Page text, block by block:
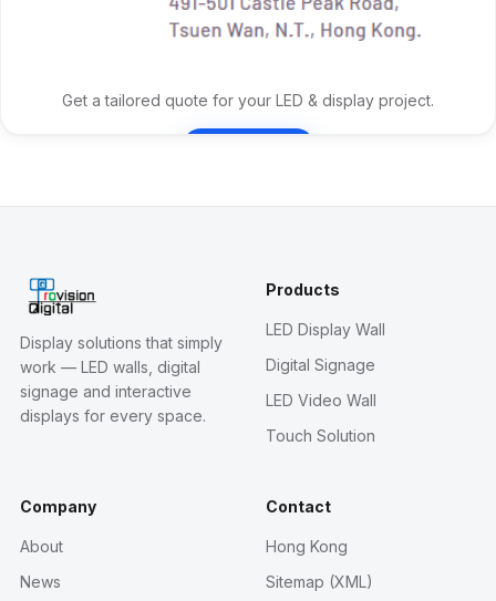
Get a tailored quote for your LED & display project.
Display solutions that simply
work — LED walls, digital
signage and interactive
displays for every space.
Products
LED Display Wall
Digital Signage
LED Video Wall
Touch Solution
Company
About
News
Contact
Hong Kong
Sitemap (XML)